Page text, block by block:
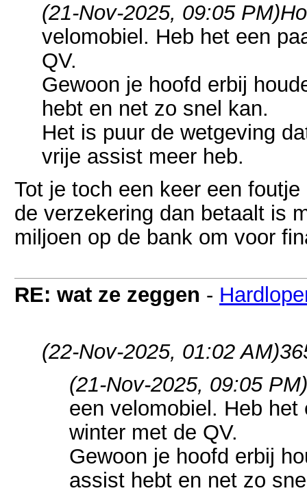
(21-Nov-2025, 09:05 PM)
velomobiel. Heb het een
QV.
Gewoon je hoofd erbij
hebt en net zo snel kan.
Het is puur de wetgeving
vrije assist meer heb.
Tot je toch een keer een
de verzekering dan betaalt is
miljoen op de bank om voor
RE: wat ze zeggen -
(22-Nov-2025, 01:02 AM)
(21-Nov-2025, 09:05 PM)
een velomobiel. Heb
winter met de QV.
Gewoon je hoofd erbij
assist hebt en net zo